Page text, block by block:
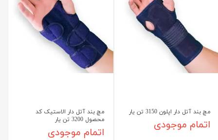
مچ بند آتل دار اپلون 3150 تن یار
اتمام موجودی
مچ بند آتل دار الاستیک کد
محصول 3200 تن یار
اتمام موجودی